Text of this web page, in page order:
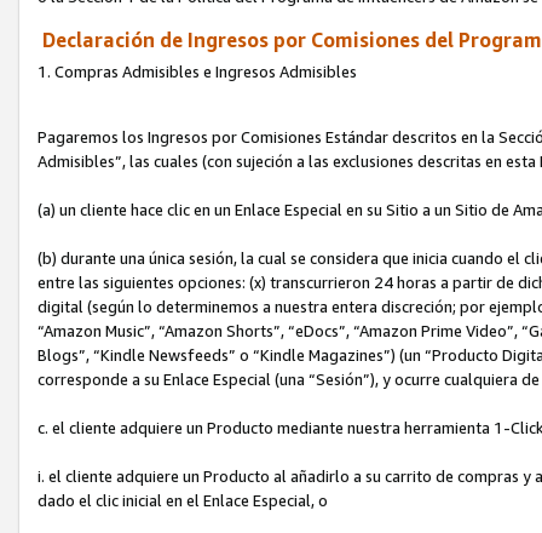
Declaración de Ingresos por Comisiones del
1. Compras Admisibles e Ingresos Admisibles
Pagaremos los Ingresos por Comisiones Estándar descritos en la
Admisibles”, las cuales (con sujeción a las exclusiones descritas en
(a) un cliente hace clic en un Enlace Especial en su Sitio a un Sitio de
(b) durante una única sesión, la cual se considera que inicia cuando el
entre las siguientes opciones: (x) transcurrieron 24 horas a partir de
digital (según lo determinemos a nuestra entera discreción; por
“Amazon Music”, “Amazon Shorts”, “eDocs”, “Amazon Prime Video”,
Blogs”, “Kindle Newsfeeds” o “Kindle Magazines”) (un “Producto
corresponde a su Enlace Especial (una “Sesión”), y ocurre cualquiera
c. el cliente adquiere un Producto mediante nuestra herramienta 1-
i. el cliente adquiere un Producto al añadirlo a su carrito de compras
dado el clic inicial en el Enlace Especial, o